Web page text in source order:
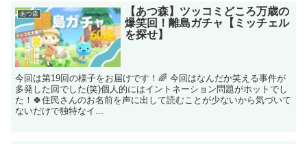
あつ森
【あつ森】ツッコミどころ万歳の
爆笑回！離島ガチャ【ミッチェル
を探せ】
今回は第19回の様子をお届けです！🌈 今回はなんだか笑える事件が
多発した回でした(笑)個人的にはイントネーション問題がホットでし
た！🍀住民さんのお名前を声に出して読むことが少ないから気づいて
ないだけで独特なイ...